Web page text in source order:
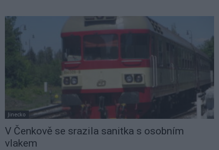
Jinecko
V Čenkově se srazila sanitka s osobním
vlakem